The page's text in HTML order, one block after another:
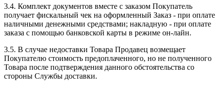
3.4. Комплект документов вместе с заказом Покупатель
получает фискальный чек на оформленный Заказ - при оплате
наличными денежными средствами; накладную - при оплате
заказа с помощью банковской карты в режиме он-лайн.
3.5. В случае недоставки Товара Продавец возмещает
Покупателю стоимость предоплаченного, но не полученного
Товара после подтверждения данного обстоятельства со
стороны Службы доставки.